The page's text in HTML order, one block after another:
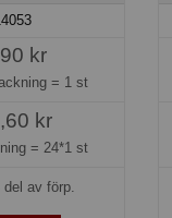
kr
= 1 st
kr
= 24*1 st
del av förp.